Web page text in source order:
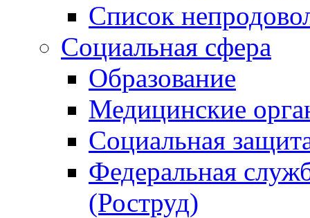
Список
Социальная сфера
Образование
Медицинские
Социальная
Федеральная
(Роструд)